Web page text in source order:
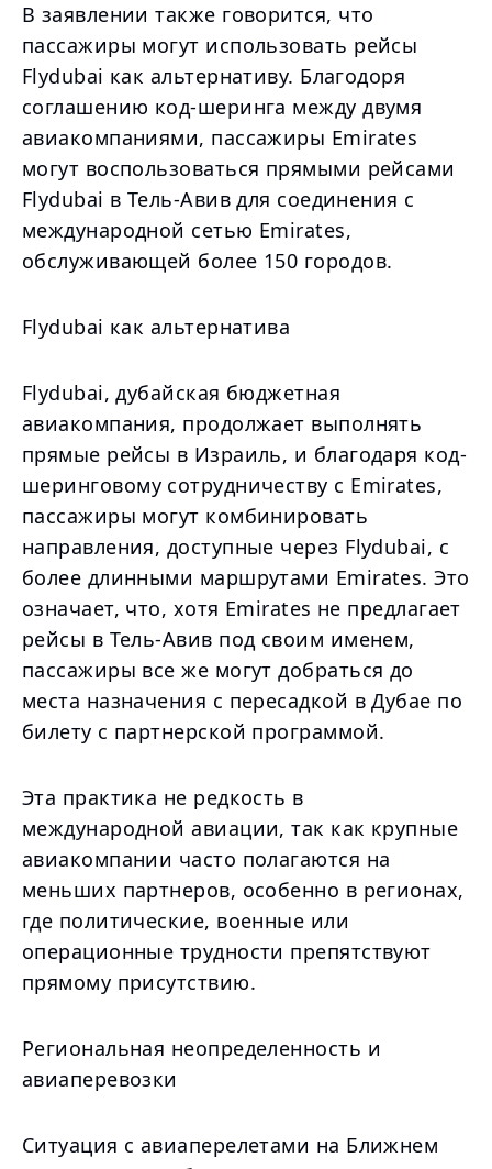
В заявлении также говорится, что
пассажиры могут использовать рейсы
Flydubai как альтернативу. Благодоря
соглашению код-шеринга между двумя
авиакомпаниями, пассажиры Emirates
могут воспользоваться прямыми рейсами
Flydubai в Тель-Авив для соединения с
международной сетью Emirates,
обслуживающей более 150 городов.
Flydubai как альтернатива
Flydubai, дубайская бюджетная
авиакомпания, продолжает выполнять
прямые рейсы в Израиль, и благодаря код-
шеринговому сотрудничеству с Emirates,
пассажиры могут комбинировать
направления, доступные через Flydubai, с
более длинными маршрутами Emirates. Это
означает, что, хотя Emirates не предлагает
рейсы в Тель-Авив под своим именем,
пассажиры все же могут добраться до
места назначения с пересадкой в Дубае по
билету с партнерской программой.
Эта практика не редкость в
международной авиации, так как крупные
авиакомпании часто полагаются на
меньших партнеров, особенно в регионах,
где политические, военные или
операционные трудности препятствуют
прямому присутствию.
Региональная неопределенность и
авиаперевозки
Ситуация с авиаперелетами на Ближнем